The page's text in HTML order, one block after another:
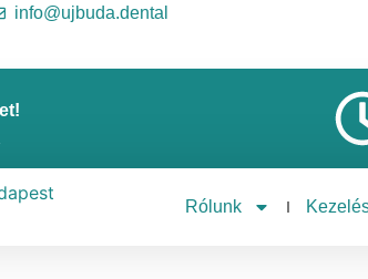
info@ujbuda.dental
Rólunk